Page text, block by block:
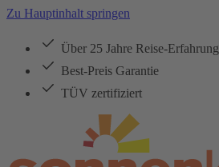
Zu Hauptinhalt springen
Über 25 Jahre Reise-Erfahrung
Best-Preis Garantie
TÜV zertifiziert